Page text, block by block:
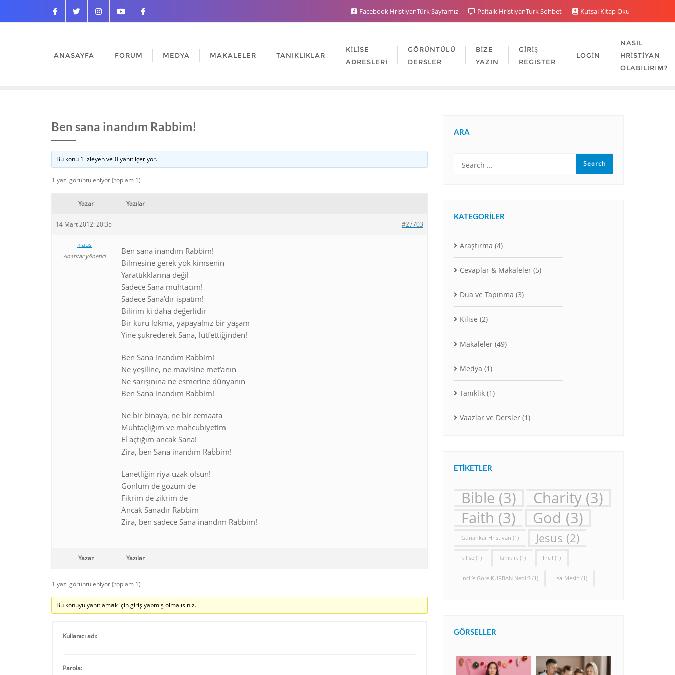
Facebook HristiyanTürk Sayfamız Paltalk HristiyanTurk Sohbet Kutsal Kitap Oku
ANASAYFA FORUM MEDYA MAKALELER TANIKLIKLAR
KILISE
ADRESLERI
GÖRÜNTÜLÜ
DERSLER
BIZE
YAZIN
GIRIŞ –
REGISTER
LOGIN
NASIL
HRISTIYAN
OLABILIRIM?
Ben sana inandım Rabbim!
Bu konu 1 izleyen ve 0 yanıt içeriyor.
1 yazı görüntüleniyor (toplam 1)
Yazar Yazılar
14 Mart 2012: 20:35 #27703
klaus
Anahtar yönetici
Ben sana inandım Rabbim!
Bilmesine gerek yok kimsenin
Yarattıkklarına değil
Sadece Sana muhtacım!
Sadece Sana’dır ispatım!
Bilirim ki daha değerlidir
Bir kuru lokma, yapayalnız bir yaşam
Yine şükrederek Sana, lutfettiğinden!
Ben Sana inandım Rabbim!
Ne yeşiline, ne mavisine met’anın
Ne sarışınına ne esmerine dünyanın
Ben Sana inandım Rabbim!
Ne bir binaya, ne bir cemaata
Muhtaçlığım ve mahcubiyetim
El açtığım ancak Sana!
Zira, ben Sana inandım Rabbim!
Lanetliğin riya uzak olsun!
Gönlüm de gözüm de
Fikrim de zikrim de
Ancak Sanadır Rabbim
Zira, ben sadece Sana inandım Rabbim!
Yazar Yazılar
1 yazı görüntüleniyor (toplam 1)
Bu konuyu yanıtlamak için giriş yapmış olmalısınız.
Kullanıcı adı:
Parola:
ARA
KATEGORILER
Araştırma (4)
Cevaplar & Makaleler (5)
Dua ve Tapınma (3)
Kilise (2)
Makaleler (49)
Medya (1)
Tanıklık (1)
Vaazlar ve Dersler (1)
ETIKETLER
Bible (3) Charity (3)
Faith (3) God (3)
Günahkar Hristiyan (1) Jesus (2)
kilise (1) Tanıklık (1) İncil (1)
İncil’e Göre KURBAN Nedir? (1) İsa Mesih (1)
GÖRSELLER